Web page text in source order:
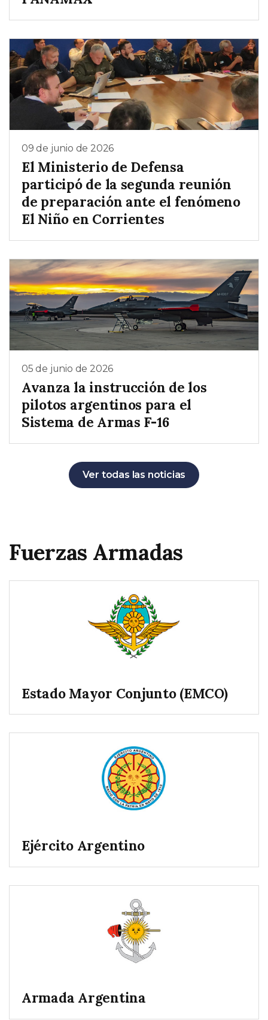
09 de junio de 2026
El Ministerio de Defensa
participó de la segunda reunión
de preparación ante el fenómeno
El Niño en Corrientes
05 de junio de 2026
Avanza la instrucción de los
pilotos argentinos para el
Sistema de Armas F-16
Ver todas las noticias
Fuerzas Armadas
Estado Mayor Conjunto (EMCO)
Ejército Argentino
Armada Argentina